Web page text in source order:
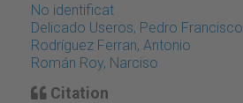
No identificat
Delicado Useros, Pedro Francisco
Rodríguez Ferran, Antonio
Román Roy, Narciso
Citation